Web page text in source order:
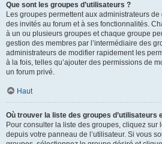
Que sont les groupes d’utilisateurs ?
Les groupes permettent aux administrateurs de
des invités au forum et à ses fonctionnalités.
à un ou plusieurs groupes et chaque groupe
gestion des membres par l’intermédiaire des
administrateurs de modifier rapidement les
à la fois, telles qu’ajouter des permissions de
un forum privé.
Haut
Où trouver la liste des groupes d’utilisateurs
Pour consulter la liste des groupes, cliquez sur
depuis votre panneau de l’utilisateur. Si vous